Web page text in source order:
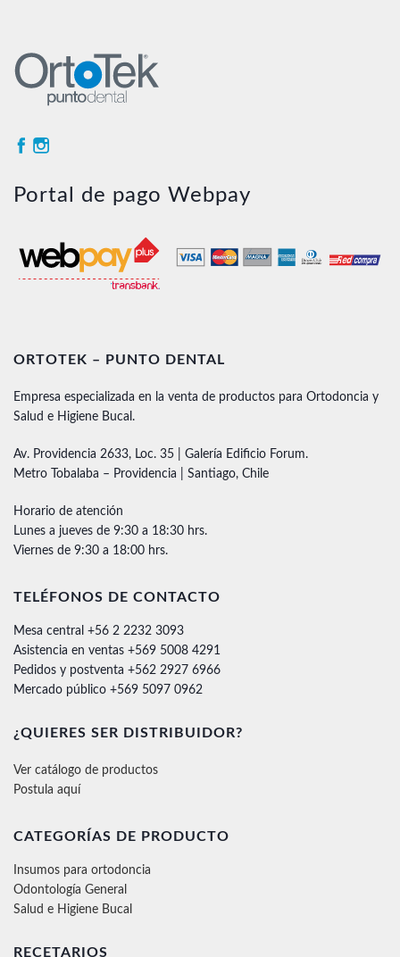
Portal de pago Webpay
ORTOTEK – PUNTO DENTAL
Empresa especializada en la venta de productos para Ortodoncia y
Salud e Higiene Bucal.
Av. Providencia 2633, Loc. 35 | Galería Edificio Forum.
Metro Tobalaba – Providencia | Santiago, Chile
Horario de atención
Lunes a jueves de 9:30 a 18:30 hrs.
Viernes de 9:30 a 18:00 hrs.
TELÉFONOS DE CONTACTO
Mesa central +56 2 2232 3093
Asistencia en ventas +569 5008 4291
Pedidos y postventa +562 2927 6966
Mercado público +569 5097 0962
¿QUIERES SER DISTRIBUIDOR?
Ver catálogo de productos
Postula aquí
CATEGORÍAS DE PRODUCTO
Insumos para ortodoncia
Odontología General
Salud e Higiene Bucal
RECETARIOS